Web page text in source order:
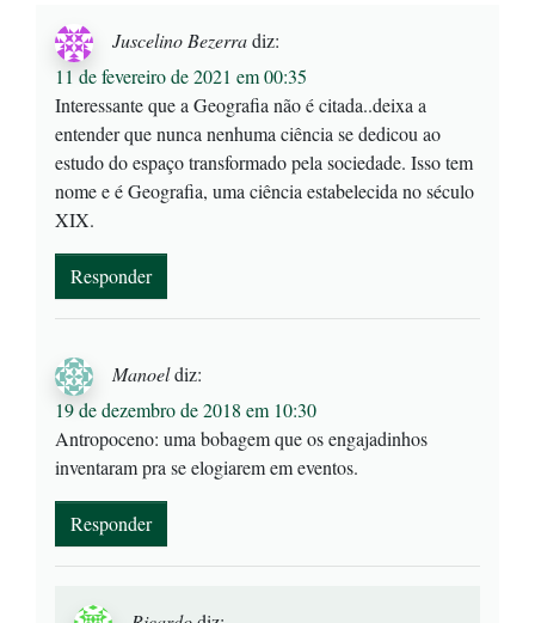
Juscelino Bezerradiz:
11 de fevereiro de 2021 em 00:35
Interessante que a Geografia não é citada..deixa a
entender que nunca nenhuma ciência se dedicou ao
estudo do espaço transformado pela sociedade. Isso tem
nome e é Geografia, uma ciência estabelecida no século
XIX.
Responder
Manoeldiz:
19 de dezembro de 2018 em 10:30
Antropoceno: uma bobagem que os engajadinhos
inventaram pra se elogiarem em eventos.
Responder